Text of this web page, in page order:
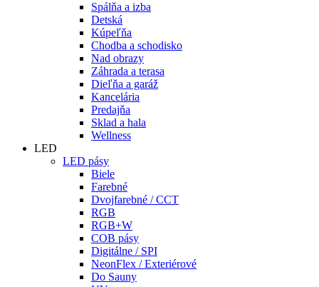
Spálňa a izba
Detská
Kúpeľňa
Chodba a schodisko
Nad obrazy
Záhrada a terasa
Dieľňa a garáž
Kancelária
Predajňa
Sklad a hala
Wellness
LED
LED pásy
Biele
Farebné
Dvojfarebné / CCT
RGB
RGB+W
COB pásy
Digitálne / SPI
NeonFlex / Exteriérové
Do Sauny